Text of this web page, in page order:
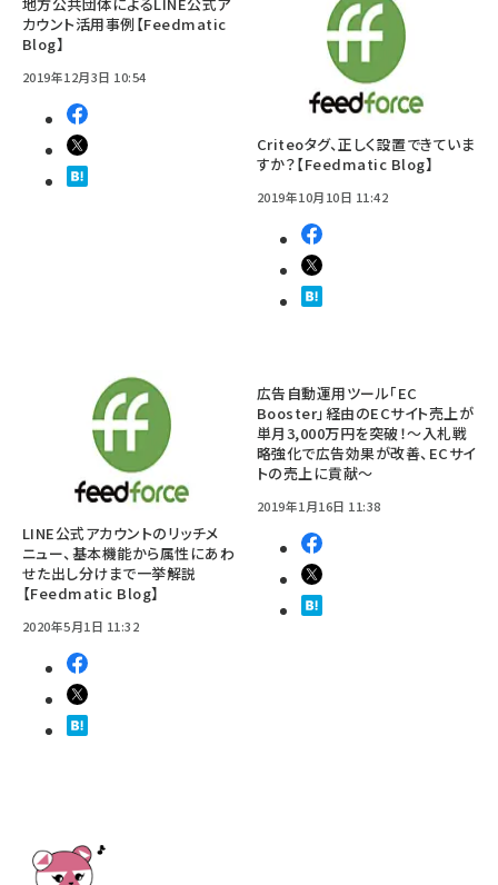
カウント活用事例【Feedmatic
Blog】
2019年12月3日 10:54
Criteoタグ、正しく設置できていま
すか？【Feedmatic Blog】
2019年10月10日 11:42
LINE公式アカウントのリッチメ
ニュー、基本機能から属性にあわ
せた出し分けまで一挙解説
【Feedmatic Blog】
2020年5月1日 11:32
広告自動運用ツール「EC
Booster」経由のECサイト売上が
単月3,000万円を突破！～入札戦
略強化で広告効果が改善、ECサイ
トの売上に貢献～
2019年1月16日 11:38